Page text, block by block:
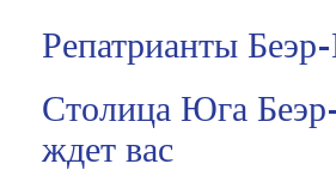
Репатрианты
Столица Юга
ждет вас